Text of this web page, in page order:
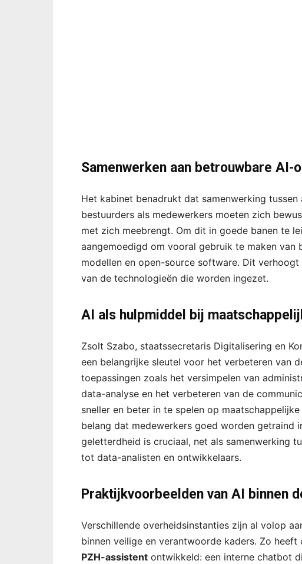
Samenwerken aan betrouwbare AI-
Het kabinet benadrukt dat samenwerking
bestuurders als medewerkers moeten zich
met zich meebrengt. Om dit in goede banen te
aangemoedigd om vooral gebruik te maken
modellen en open-source software. Dit
van de technologieën die worden ingezet.
AI als hulpmiddel bij
Zsolt Szabo, staatssecretaris Digitalisering en
een belangrijke sleutel voor het verbeteren van
toepassingen zoals het versimpelen van
data-analyse en het verbeteren van de
sneller en beter in te spelen op
belang dat medewerkers goed worden getraind
geletterdheid is cruciaal, net als samenwerking
tot data-analisten en ontwikkelaars.
Praktijkvoorbeelden van AI binnen
Verschillende overheidsinstanties zijn al volop
binnen veilige en verantwoorde kaders. Zo
PZH-assistent ontwikkeld: een interne chatbot